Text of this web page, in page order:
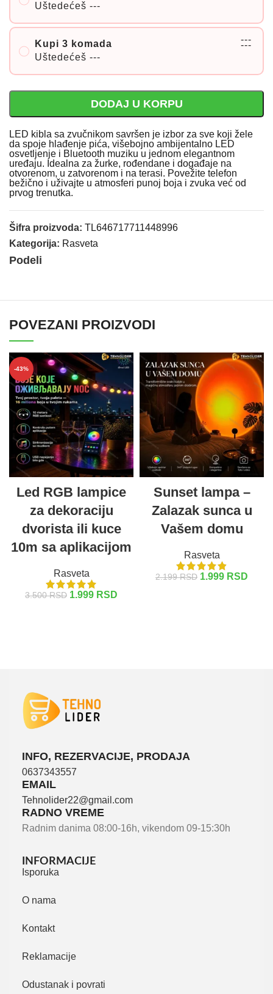
Uštedećeš ---
Kupi 3 komada
Uštedećeš ---
---
---
DODAJ U KORPU
LED kibla sa zvučnikom savršen je izbor za sve koji žele
da spoje hlađenje pića, višebojno ambijentalno LED
osvetljenje i Bluetooth muziku u jednom elegantnom
uređaju. Idealna za žurke, rođendane i događaje na
otvorenom, u zatvorenom i na terasi. Povežite telefon
bežično i uživajte u atmosferi punoj boja i zvuka već od
prvog trenutka.
Šifra proizvoda: TL646717711448996
Kategorija: Rasveta
Podeli
POVEZANI PROIZVODI
-43%
Led RGB lampice
za dekoraciju
dvorista ili kuce
10m sa aplikacijom
Rasveta
3.500RSD 1.999 RSD
Sunset lampa –
Zalazak sunca u
Vašem domu
Rasveta
2.199RSD 1.999 RSD
INFO, REZERVACIJE, PRODAJA
0637343557
EMAIL
Tehnolider22@gmail.com
RADNO VREME
Radnim danima 08:00-16h, vikendom 09-15:30h
INFORMACIJE
Isporuka
O nama
Kontakt
Reklamacije
Odustanak i povrati